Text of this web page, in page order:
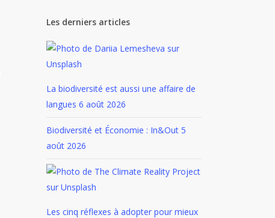
Les derniers articles
La biodiversité est aussi une affaire de
langues 6 août 2026
Biodiversité et Économie : In&Out 5
août 2026
Les cinq réflexes à adopter pour mieux